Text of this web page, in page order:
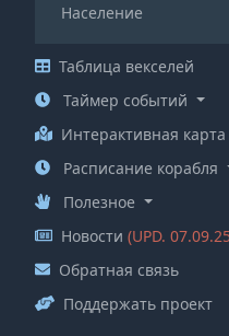
Население
Таблица векселей
Таймер событий
Интерактивная карта
Расписание корабля
Полезное
Новости (UPD.
Обратная связь
Поддержать проект